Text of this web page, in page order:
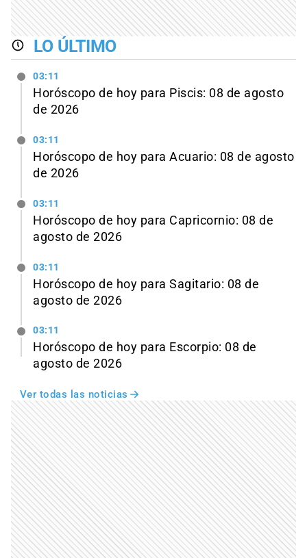
LO ÚLTIMO
03:11
Horóscopo de hoy para Piscis: 08 de agosto
de 2026
03:11
Horóscopo de hoy para Acuario: 08 de agosto
de 2026
03:11
Horóscopo de hoy para Capricornio: 08 de
agosto de 2026
03:11
Horóscopo de hoy para Sagitario: 08 de
agosto de 2026
03:11
Horóscopo de hoy para Escorpio: 08 de
agosto de 2026
Ver todas las noticias